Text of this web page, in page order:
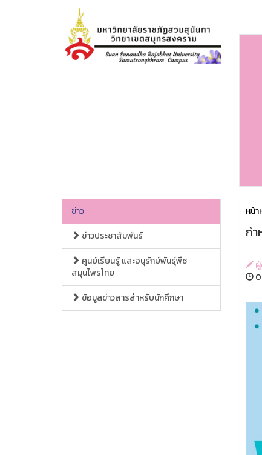
ข่าว
ข่าวประชาสัมพันธ์
ศูนย์เรียนรู้ และอนุรักษ์พันธุ์พืช
สมุนไพรไทย
ข้อมูลข่าวสารสำหรับนักศึกษา
หน้
ก
ผู้